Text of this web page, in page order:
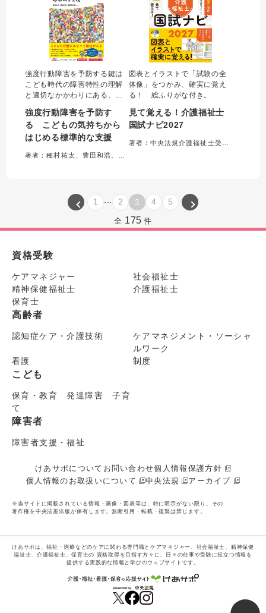
強度行動障害を予防する鍵は
こども時代の障害特性の理解
と適切なかかわりにある。本
実践に欠かせない知識や対応
方法をエピソードを交えて解
説。こどもの気持ちに寄り添
る必読の一冊です。
強度行動障害を予防す
る こどもの気持ちから
はじめる標準的な支援
図表とイラストで「試験の全
体像」をつかみ、確実に覚え
る！ 総ふりがな付き。
見て覚える！介護福祉士
国試ナビ2027
1 2 3 4 5
全 175 件
資格受験
ケアマネジャー
社会福祉士
精神保健福祉士
介護福祉士
保育士
高齢者
認知症ケア・介護技術
ケアマネジメント・ソーシャ
ルワーク
看護
制度
こども
保育・教育 発達障害 子育
て
障害者
障害者支援・福祉
けあサポについて お問い合わせ個人情報保護方針
個人情報のお取扱いについて
中央法規 アーカイブ
※当サイトに掲載されている情報・画像・図表等は、特に明示がない限り、その
著作権を中央法規出版が保有します。無断引用・転載・複製は禁じます。
けあサポは、福祉・医療などのケアに関わる専門職とケアマネジャー、社会福祉士、精神保健
福祉士、介護福祉士、保育士の 資格取得を目指す方々に、日々の仕事や受験に役立つ情報を
提供する実践的な情報と学びのウェブサイトです。